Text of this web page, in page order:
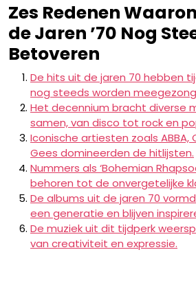
Zes Redenen
de Jaren ’70 Nog
Betoveren
De hits uit de jaren 70 hebben
nog steeds worden
Het decennium bracht diverse
samen, van disco tot rock en
Iconische artiesten zoals ABBA,
Gees domineerden de hitlijsten.
Nummers als ‘Bohemian
behoren tot de onvergetelijke
De albums uit de jaren 70
een generatie en blijven
De muziek uit dit tijdperk
van creativiteit en expressie.